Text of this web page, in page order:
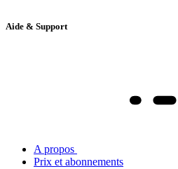
Aide & Support
A propos
Prix et abonnements